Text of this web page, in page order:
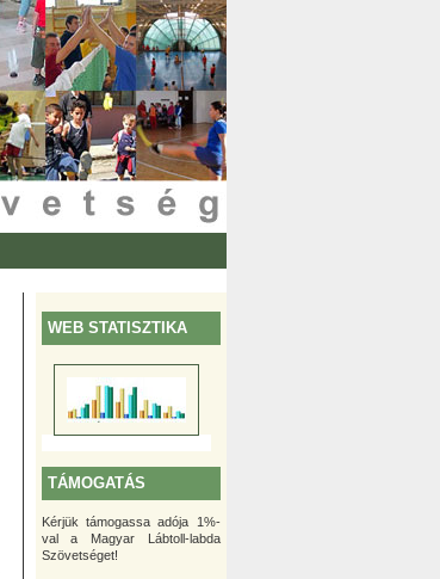
WEB STATISZTIKA
TÁMOGATÁS
Kérjük támogassa adója 1%-
val a Magyar Lábtoll-labda
Szövetséget!